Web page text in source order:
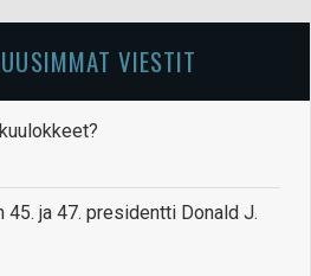
VIESTIT
45. ja 47. presidentti Donald J.